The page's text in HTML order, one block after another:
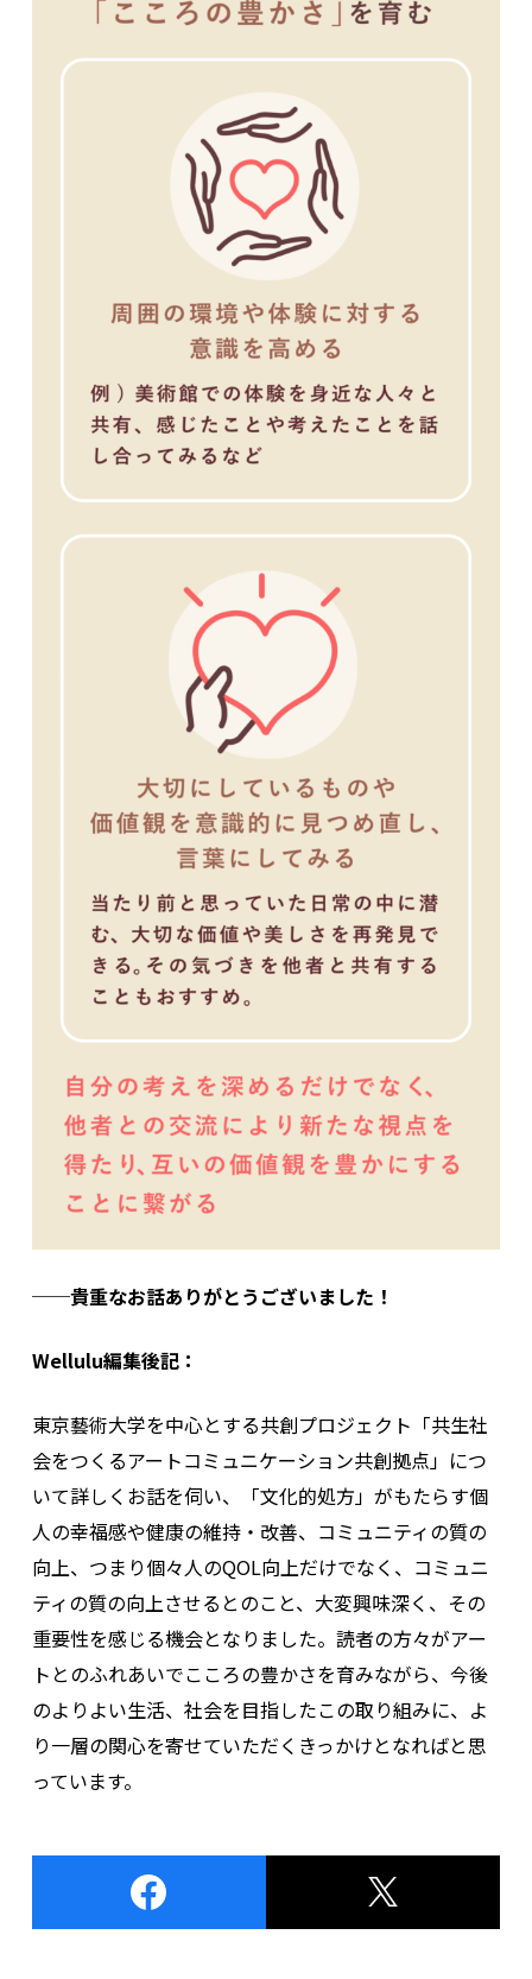
──貴重なお話ありがとうございました！
Wellulu編集後記：
東京藝術大学を中心とする共創プロジェクト「共生社
会をつくるアートコミュニケーション共創拠点」につ
いて詳しくお話を伺い、「文化的処方」がもたらす個
人の幸福感や健康の維持・改善、コミュニティの質の
向上、つまり個々人のQOL向上だけでなく、コミュニ
ティの質の向上させるとのこと、大変興味深く、その
重要性を感じる機会となりました。読者の方々がアー
トとのふれあいでこころの豊かさを育みながら、今後
のよりよい生活、社会を目指したこの取り組みに、よ
り一層の関心を寄せていただくきっかけとなればと思
っています。